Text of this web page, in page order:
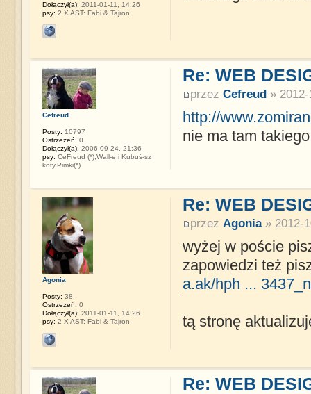
Dołączył(a): 2011-01-11, 14:26
psy: 2 X AST: Fabi & Tajron
Re: WEB
przez Cefreud» 2012-
http://
nie ma tam
Cefreud
Posty: 10797
Ostrzeżeń: 0
Dołączył(a): 2006-09-24, 21:36
psy: CeFreud (*),Wall-e i Kubuś-sz
koty,Pimki(*)
Re: WEB
przez Agonia» 2012-
wyżej w poście
zapowiedzi też
a.ak/hph ...
tą stronę
Agonia
Posty: 38
Ostrzeżeń: 0
Dołączył(a): 2011-01-11, 14:26
psy: 2 X AST: Fabi & Tajron
Re: WEB